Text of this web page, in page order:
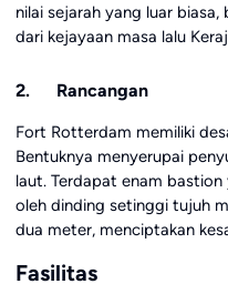
nilai sejarah yang luar
dari kejayaan masa lalu
2. Rancangan
Fort Rotterdam memiliki
Bentuknya menyerupai
laut. Terdapat enam
oleh dinding setinggi tujuh
dua meter, menciptakan
Fasilitas